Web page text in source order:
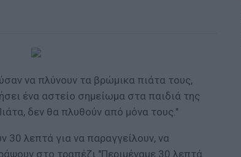
να πλύνουν τα βρώμικα πιάτα τους,
ένα αστείο σημείωμα στα παιδιά της
δεν θα πλυθούν από μόνα τους."
30 λεπτά για να παραγγείλουν, να
στο τραπέζι "Περιμέναμε 30 λεπτά